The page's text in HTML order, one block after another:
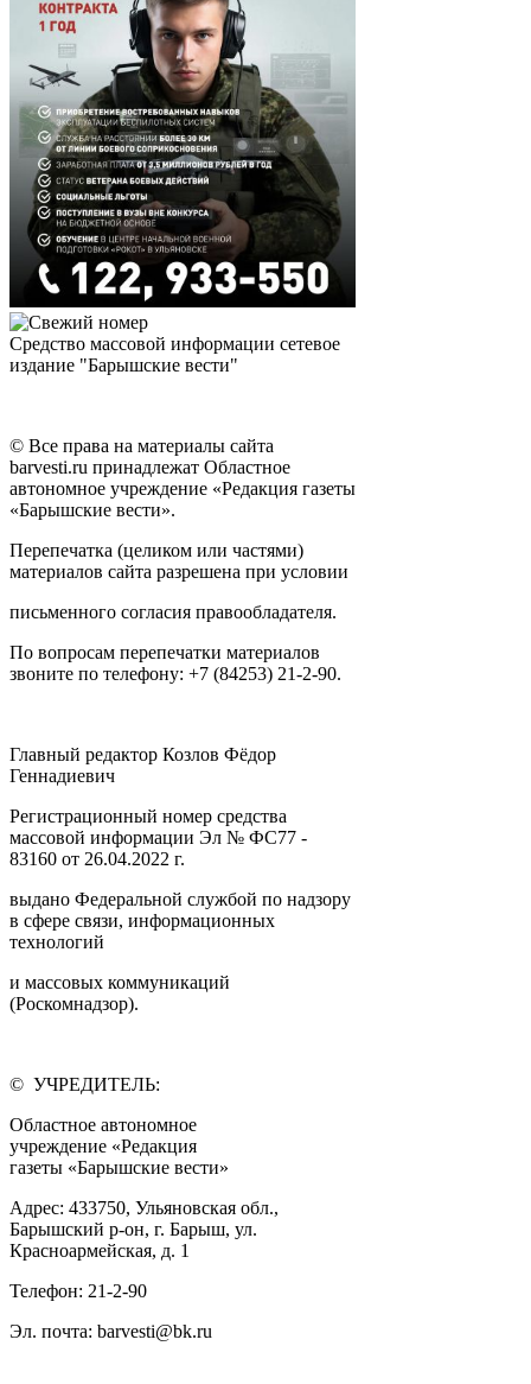
Средство массовой информации сетевое
издание "Барышские вести"
© Все права на материалы сайта
barvesti.ru принадлежат Областное
автономное учреждение «Редакция газеты
«Барышские вести».
Перепечатка (целиком или частями)
материалов сайта разрешена при условии
письменного согласия правообладателя.
По вопросам перепечатки материалов
звоните по телефону: +7 (84253) 21-2-90.
Главный редактор Козлов Фёдор
Геннадиевич
Регистрационный номер средства
массовой информации Эл № ФС77 -
83160 от 26.04.2022 г.
выдано Федеральной службой по надзору
в сфере связи, информационных
технологий
и массовых коммуникаций
(Роскомнадзор).
© УЧРЕДИТЕЛЬ:
Областное автономное
учреждение «Редакция
газеты «Барышские вести»
Адрес: 433750, Ульяновская обл.,
Барышский р-он, г. Барыш, ул.
Красноармейская, д. 1
Телефон: 21-2-90
Эл. почта: barvesti@bk.ru